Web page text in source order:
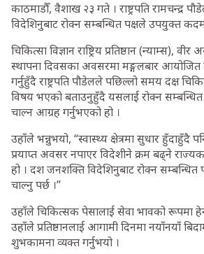
काठमाडौँ, वैशाख २३ गते । राष्ट्रपति रामचन्द्र
विदेशिनुबाट रोक्न सम्बन्धित पक्षले उपयुक्त
चिकित्सा विज्ञान राष्ट्रिय प्रतिष्ठान (न्याम्स),
स्थापना दिवसका अवसरमा मङ्गलबार आयोजित
गर्नुहुँदै राष्ट्रपति पौडेलले पछिल्लो समय दक्ष
विषय भएको बताउनुहुँदै यसलाई रोक्न
चाल्न आग्रह गर्नुभएको हो ।
उहाँले भन्नुभयो, “स्वास्थ्य क्षेत्रमा सुधार हुँदाहुँदै
प्रयाप्त अवसर नपाएर विदेशीने क्रम बढ्ने
हो । दश जनशक्ति विदेशिनुबाट रोक्न
चाल्नु पर्छ ।”
उहाँले चिकित्सक पेसालाई सेवा भावको रूपमा
उहाँले प्रतिष्ठानलाई आगामी दिनमा नयाँनयाँ
शुभकामना व्यक्त गर्नुभयो ।